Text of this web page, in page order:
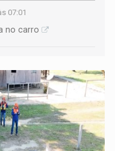
07:01
no carro